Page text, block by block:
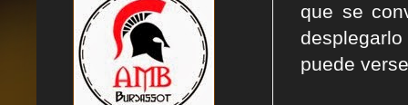
que se
puede